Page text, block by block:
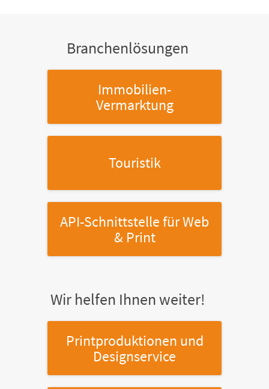
Branchenlösungen
Immobilien-
Vermarktung
Touristik
API-Schnittstellefür Web
& Print
Wir helfen Ihnen weiter!
Printproduktionen und
Designservice